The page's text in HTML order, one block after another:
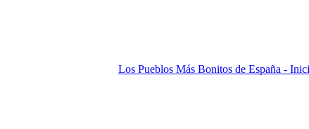
Los Pueblos Más Bonitos de España -